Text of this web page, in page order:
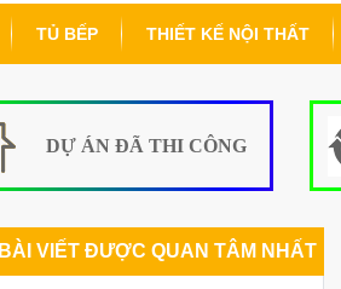
TỦ BẾP THIẾT KẾ NỘI THẤT
DỰ ÁN ĐÃ THI CÔNG
BÀI VIẾT ĐƯỢC QUAN TÂM NHẤT